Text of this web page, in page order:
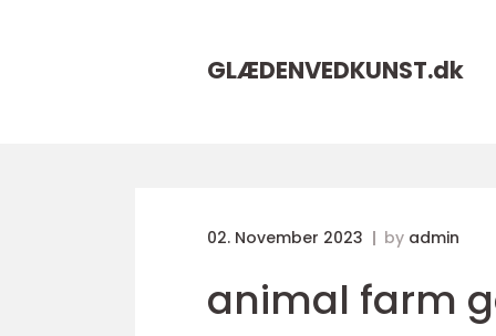
GLÆDENVEDKUNST.dk
02. November 2023 by admin
animal farm